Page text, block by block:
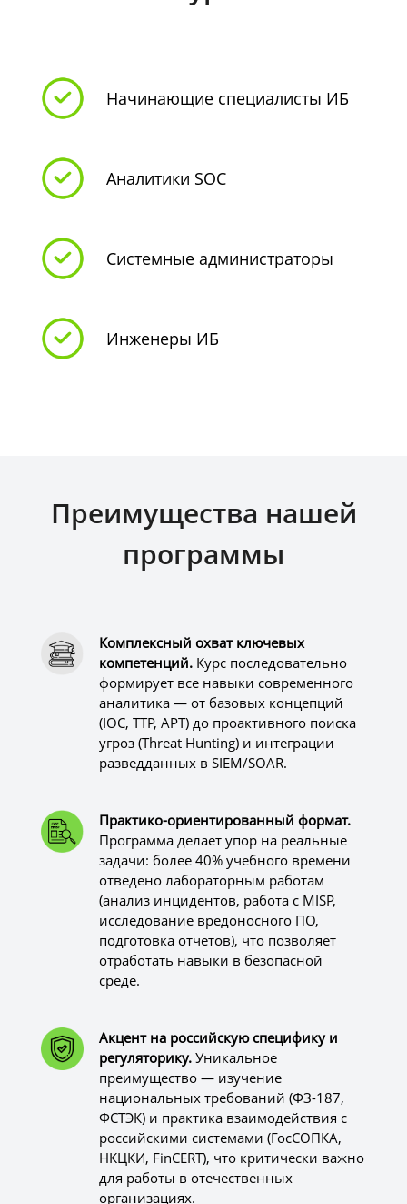
Начинающие специалисты ИБ
Аналитики SOC
Системные администраторы
Инженеры ИБ
Преимущества нашей
программы
Комплексный охват ключевых
компетенций. Курс последовательно
формирует все навыки современного
аналитика — от базовых концепций
(IOC, TTP, APT) до проактивного поиска
угроз (Threat Hunting) и интеграции
разведданных в SIEM/SOAR.
Практико-ориентированный формат.
Программа делает упор на реальные
задачи: более 40% учебного времени
отведено лабораторным работам
(анализ инцидентов, работа с MISP,
исследование вредоносного ПО,
подготовка отчетов), что позволяет
отработать навыки в безопасной
среде.
Акцент на российскую специфику и
регуляторику. Уникальное
преимущество — изучение
национальных требований (ФЗ-187,
ФСТЭК) и практика взаимодействия с
российскими системами (ГосСОПКА,
НКЦКИ, FinCERT), что критически важно
для работы в отечественных
организациях.